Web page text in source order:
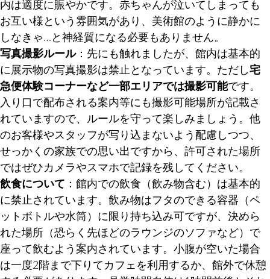
内は適度に賑やかです。赤ちゃんが泣いてしまっても
お互い様という雰囲気があり、美術館のように静かに
しなきゃ…と神経質になる必要もありません。
写真撮影ルール：先にも触れましたが、館内は基本的
に展示物の写真撮影は禁止となっています。ただし宅
急便体験コーナーなど一部エリアでは撮影可能です。
入り口で配布される案内等にも撮影可能場所が記載さ
れていますので、ルールを守って楽しみましょう。他
のお客様やスタッフが写り込まないよう配慮しつつ、
せっかくの家族での思い出ですから、許可された場所
ではぜひカメラやスマホで記録を残してください。
飲食について ：館内での飲食（飲み物含む）は基本的
に禁止されています。飲み物はフタのできる容器（ペ
ットボトルや水筒）に限り持ち込み可ですが、決めら
れた場所（恐らく先ほどのラウンジのソファなど）で
座って飲むよう案内されています。小腹が空いた場合
は一度2階まで下りてカフェを利用するか、館外で休憩